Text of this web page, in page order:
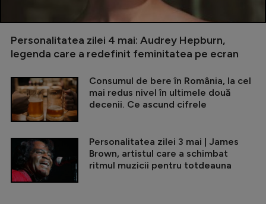
Personalitatea zilei 4 mai: Audrey Hepburn,
legenda care a redefinit feminitatea pe ecran
Consumul de bere în România, la cel
mai redus nivel în ultimele două
decenii. Ce ascund cifrele
Personalitatea zilei 3 mai | James
Brown, artistul care a schimbat
ritmul muzicii pentru totdeauna